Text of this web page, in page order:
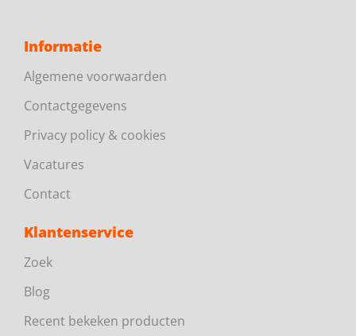
Informatie
Algemene voorwaarden
Contactgegevens
Privacy policy & cookies
Vacatures
Contact
Klantenservice
Zoek
Blog
Recent bekeken producten